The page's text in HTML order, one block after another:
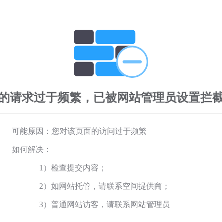
请求过于频繁，已被网站管理员设置拦
可能原因：您对该页面的访问过于频繁
如何解决：
1）检查提交内容；
2）如网站托管，请联系空间提供商；
3）普通网站访客，请联系网站管理员